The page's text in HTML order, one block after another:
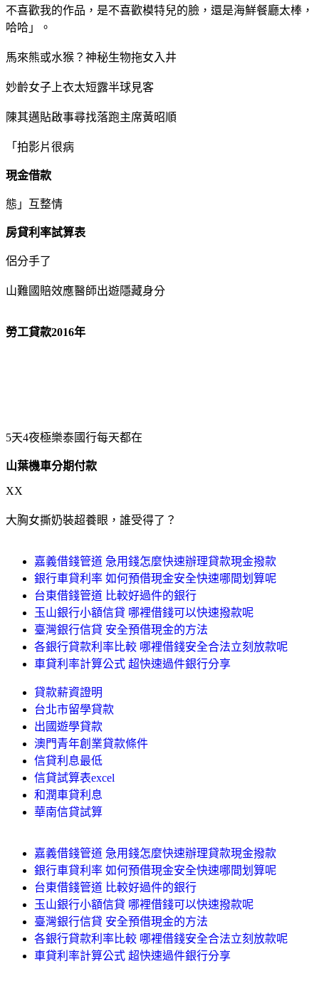
不喜歡我的作品，是不喜歡模特兒的臉，還是海鮮餐廳太棒，
哈哈」。
馬來熊或水猴？神秘生物拖女入井
妙齡女子上衣太短露半球見客
陳其邁貼啟事尋找落跑主席黃昭順
「拍影片很病
現金借款
態」互整情
房貸利率試算表
侶分手了
山難國賠效應醫師出遊隱藏身分
勞工貸款2016年
5天4夜極樂泰國行每天都在
山葉機車分期付款
XX
大胸女撕奶裝超養眼，誰受得了？
嘉義借錢管道 急用錢怎麼快速辦理貸款現金撥款
銀行車貸利率 如何預借現金安全快速哪間划算呢
台東借錢管道 比較好過件的銀行
玉山銀行小額信貸 哪裡借錢可以快速撥款呢
臺灣銀行信貸 安全預借現金的方法
各銀行貸款利率比較 哪裡借錢安全合法立刻放款呢
車貸利率計算公式 超快速過件銀行分享
貸款薪資證明
台北市留學貸款
出國遊學貸款
澳門青年創業貸款條件
信貸利息最低
信貸試算表excel
和潤車貸利息
華南信貸試算
嘉義借錢管道 急用錢怎麼快速辦理貸款現金撥款
銀行車貸利率 如何預借現金安全快速哪間划算呢
台東借錢管道 比較好過件的銀行
玉山銀行小額信貸 哪裡借錢可以快速撥款呢
臺灣銀行信貸 安全預借現金的方法
各銀行貸款利率比較 哪裡借錢安全合法立刻放款呢
車貸利率計算公式 超快速過件銀行分享